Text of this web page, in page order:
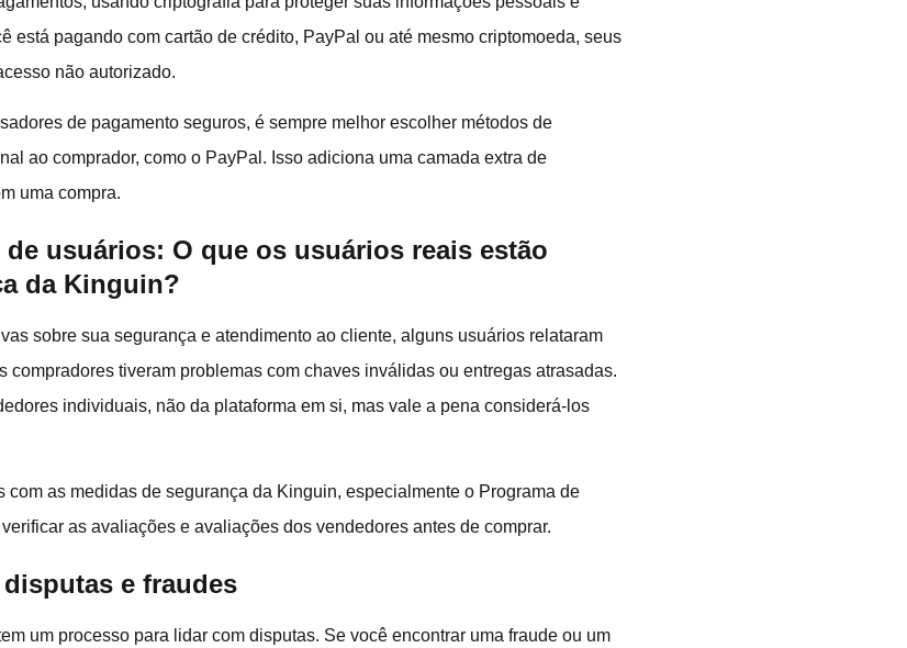
está pagando com cartão de crédito, PayPal ou até mesmo criptomoeda, seus
não autorizado.
de pagamento seguros, é sempre melhor escolher métodos de
ao comprador, como o PayPal. Isso adiciona uma camada extra de
uma compra.
usuários: O que os usuários reais estão
da Kinguin?
sobre sua segurança e atendimento ao cliente, alguns usuários relataram
compradores tiveram problemas com chaves inválidas ou entregas atrasadas.
individuais, não da plataforma em si, mas vale a pena considerá-los
com as medidas de segurança da Kinguin, especialmente o Programa de
as avaliações e avaliações dos vendedores antes de comprar.
e fraudes
um processo para lidar com disputas. Se você encontrar uma fraude ou um